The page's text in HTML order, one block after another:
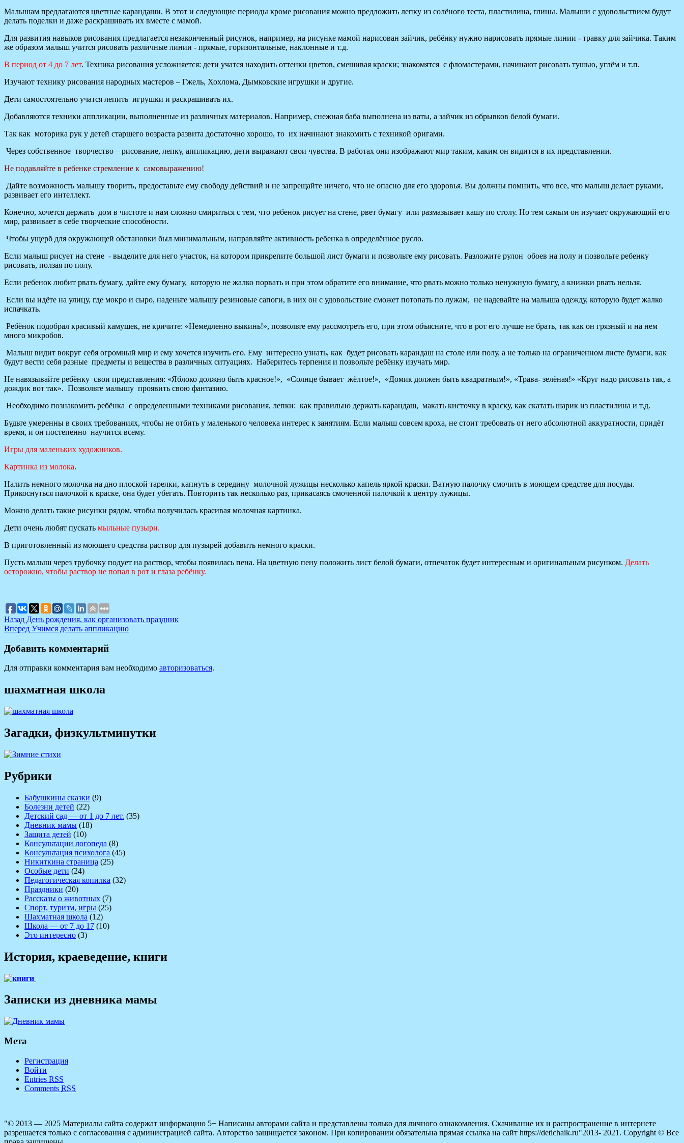
Малышам предлагаются цветные карандаши. В этот и следующие периоды кроме рисования можно предложить лепку из солёного теста, пластилина, глины. Малыши с удовольствием будут
делать поделки и даже раскрашивать их вместе с мамой.
Для развития навыков рисования предлагается незаконченный рисунок, например, на рисунке мамой нарисован зайчик, ребёнку нужно нарисовать прямые линии - травку для зайчика. Таким
же образом малыш учится рисовать различные линии - прямые, горизонтальные, наклонные и т.д.
В период от 4 до 7 лет. Техника рисования усложняется: дети учатся находить оттенки цветов, смешивая краски; знакомятся с фломастерами, начинают рисовать тушью, углём и т.п.
Изучают технику рисования народных мастеров – Гжель, Хохлома, Дымковские игрушки и другие.
Дети самостоятельно учатся лепить игрушки и раскрашивать их.
Добавляются техники аппликации, выполненные из различных материалов. Например, снежная баба выполнена из ваты, а зайчик из обрывков белой бумаги.
Так как моторика рук у детей старшего возраста развита достаточно хорошо, то их начинают знакомить с техникой оригами.
Через собственное творчество – рисование, лепку, аппликацию, дети выражают свои чувства. В работах они изображают мир таким, каким он видится в их представлении.
Не подавляйте в ребенке стремление к самовыражению!
Дайте возможность малышу творить, предоставьте ему свободу действий и не запрещайте ничего, что не опасно для его здоровья. Вы должны помнить, что все, что малыш делает руками,
развивает его интеллект.
Конечно, хочется держать дом в чистоте и нам сложно смириться с тем, что ребенок рисует на стене, рвет бумагу или размазывает кашу по столу. Но тем самым он изучает окружающий его
мир, развивает в себе творческие способности.
Чтобы ущерб для окружающей обстановки был минимальным, направляйте активность ребенка в определённое русло.
Если малыш рисует на стене - выделите для него участок, на котором прикрепите большой лист бумаги и позвольте ему рисовать. Разложите рулон обоев на полу и позвольте ребенку
рисовать, ползая по полу.
Если ребенок любит рвать бумагу, дайте ему бумагу, которую не жалко порвать и при этом обратите его внимание, что рвать можно только ненужную бумагу, а книжки рвать нельзя.
Если вы идёте на улицу, где мокро и сыро, наденьте малышу резиновые сапоги, в них он с удовольствие сможет потопать по лужам, не надевайте на малыша одежду, которую будет жалко
испачкать.
Ребёнок подобрал красивый камушек, не кричите: «Немедленно выкинь!», позвольте ему рассмотреть его, при этом объясните, что в рот его лучше не брать, так как он грязный и на нем
много микробов.
Малыш видит вокруг себя огромный мир и ему хочется изучить его. Ему интересно узнать, как будет рисовать карандаш на столе или полу, а не только на ограниченном листе бумаги, как
будут вести себя разные предметы и вещества в различных ситуациях. Наберитесь терпения и позвольте ребёнку изучать мир.
Не навязывайте ребёнку свои представления: «Яблоко должно быть красное!», «Солнце бывает жёлтое!», «Домик должен быть квадратным!», «Трава- зелёная!» «Круг надо рисовать так, а
дождик вот так». Позвольте малышу проявить свою фантазию.
Необходимо познакомить ребёнка с определенными техниками рисования, лепки: как правильно держать карандаш, макать кисточку в краску, как скатать шарик из пластилина и т.д.
Будьте умеренны в своих требованиях, чтобы не отбить у маленького человека интерес к занятиям. Если малыш совсем кроха, не стоит требовать от него абсолютной аккуратности, придёт
время, и он постепенно научится всему.
Игры для маленьких художников.
Картинка из молока.
Налить немного молочка на дно плоской тарелки, капнуть в середину молочной лужицы несколько капель яркой краски. Ватную палочку смочить в моющем средстве для посуды.
Прикоснуться палочкой к краске, она будет убегать. Повторить так несколько раз, прикасаясь смоченной палочкой к центру лужицы.
Можно делать такие рисунки рядом, чтобы получилась красивая молочная картинка.
Дети очень любят пускать мыльные пузыри.
В приготовленный из моющего средства раствор для пузырей добавить немного краски.
Пусть малыш через трубочку подует на раствор, чтобы появилась пена. На цветную пену положить лист белой бумаги, отпечаток будет интересным и оригинальным рисунком. Делать
осторожно, чтобы раствор не попал в рот и глаза ребёнку.
Навигация
по
записям
Назад Предыдущая
запись:
День рождения, как организовать праздник
Вперед Следующая
Учимся делать аппликацию
Добавить комментарий
Для отправки комментария вам необходимо авторизоваться.
шахматная школа
Загадки, физкультминутки
Рубрики
Бабушкины сказки (9)
Болезни детей (22)
Детский сад — от 1 до 7 лет. (35)
Дневник мамы (18)
Защита детей (10)
Консультации логопеда (8)
Консультация психолога (45)
Никиткина страница (25)
Особые дети (24)
Педагогическая копилка (32)
Праздники (20)
Рассказы о животных (7)
Спорт, туризм, игры (25)
Шахматная школа (12)
Школа — от 7 до 17 (10)
Это интересно (3)
История, краеведение, книги
Записки из дневника мамы
Мета
Регистрация
Войти
Entries RSS
Comments RSS
"© 2013 — 2025 Материалы сайта содержат информацию 5+ Написаны авторами сайта и представлены только для личного ознакомления. Скачивание их и распространение в интернете
разрешается только с согласования с администрацией сайта. Авторство защищается законом. При копировании обязательна прямая ссылка на сайт https://detichaik.ru"2013- 2021. Copyright © Все